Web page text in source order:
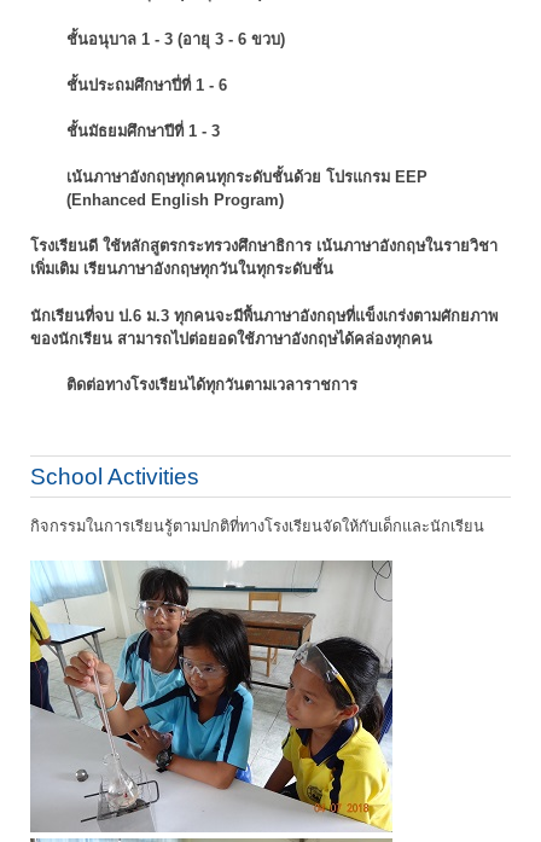
ชั้นอนุบาล 1 - 3 (อายุ 3 - 6 ขวบ)
ชั้นประถมศึกษาปี่ที่ 1 - 6
ชั้นมัธยมศึกษาปีที่ 1 - 3
เน้นภาษาอังกฤษทุกคนทุกระดับชั้นด้วย โปรแกรม EEP
(Enhanced English Program)
โรงเรียนดี ใช้หลักสูตรกระทรวงศึกษาธิการ เน้นภาษาอังกฤษในรายวิชา
เพิ่มเติม เรียนภาษาอังกฤษทุกวันในทุกระดับชั้น
นักเรียนที่จบ ป.6 ม.3 ทุกคนจะมีพื้นภาษาอังกฤษที่แข็งเกร่งตามศักยภาพ
ของนักเรียน สามารถไปต่อยอดใช้ภาษาอังกฤษได้คล่องทุกคน
ติดต่อทางโรงเรียนได้ทุกวันตามเวลาราชการ
School Activities
กิจกรรมในการเรียนรู้ตามปกติที่ทางโรงเรียนจัดให้กับเด็กและนักเรียน